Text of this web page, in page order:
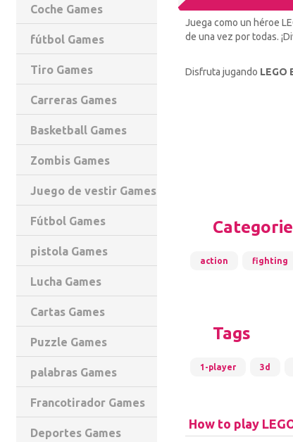
Coche Games
fútbol Games
Tiro Games
Carreras Games
Basketball Games
Zombis Games
Juego de vestir Games
Fútbol Games
pistola Games
Lucha Games
Cartas Games
Puzzle Games
palabras Games
Francotirador Games
Deportes Games
Juega como un héroe
de una vez por todas.
Disfruta jugando LEGO
action fighting
Tags
1-player 3d
How to play